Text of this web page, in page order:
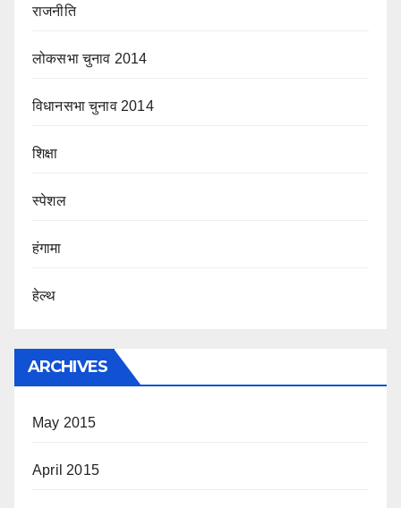
राजनीति
लोकसभा चुनाव 2014
विधानसभा चुनाव 2014
शिक्षा
स्पेशल
हंगामा
हेल्थ
ARCHIVES
May 2015
April 2015